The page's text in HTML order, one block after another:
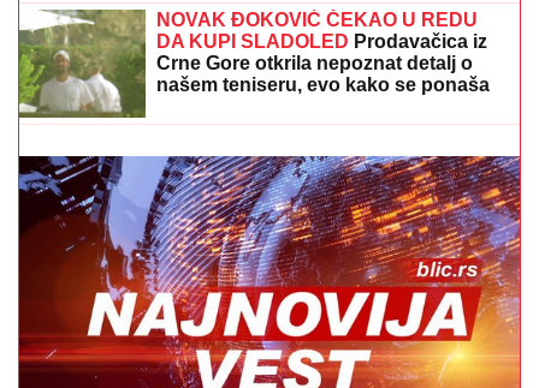
kvadrata, a samo kupatilo je kao
GARSONJERA: "On je jedini
naslednik"
DRAMA U OVČARSKO-KABLARSKOJ KLISURI
Kolima sleteo sa puta direktno u jezero, u toku
izvlačenje vozila (FOTO)